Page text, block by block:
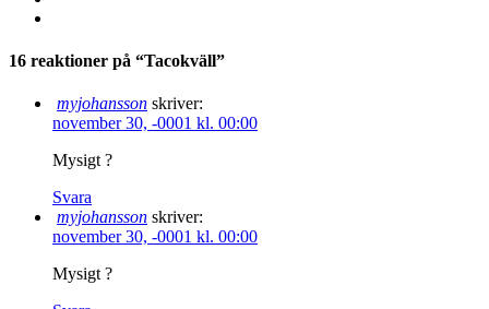
16 reaktioner på “Tacokväll”
myjohansson skriver:
november 30, -0001 kl. 00:00
Mysigt ?
Svara
myjohansson skriver:
november 30, -0001 kl. 00:00
Mysigt ?